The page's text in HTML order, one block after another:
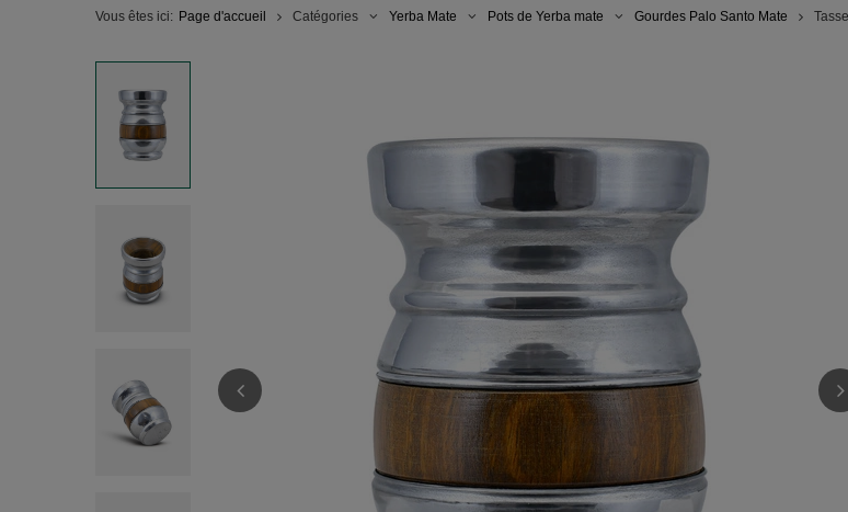
Vous êtes ici: Page d'accueil Catégories Yerba Mate Pots de Yerba mate Gourdes Palo Santo Mate